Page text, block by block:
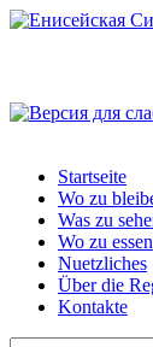
Startseite
Wo zu
Was zu
Wo zu essen
Nuetzliches
Über die
Kontakte